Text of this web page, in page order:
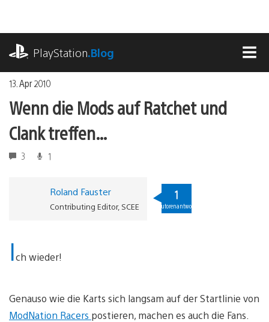
springen
PlayStation.Blog
13. Apr 2010
Wenn die Mods auf Ratchet und
Clank treffen…
3 1
Roland Fauster
Contributing Editor, SCEE
1
Autorenantwort
Ich wieder!
Genauso wie die Karts sich langsam auf der Startlinie von
ModNation Racers postieren, machen es auch die Fans.